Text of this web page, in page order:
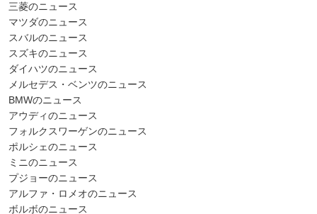
三菱のニュース
マツダのニュース
スバルのニュース
スズキのニュース
ダイハツのニュース
メルセデス・ベンツのニュース
BMWのニュース
アウディのニュース
フォルクスワーゲンのニュース
ポルシェのニュース
ミニのニュース
プジョーのニュース
アルファ・ロメオのニュース
ボルボのニュース